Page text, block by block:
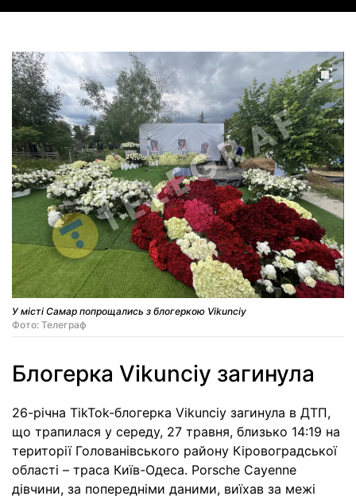
У місті Самар попрощались з блогеркою Vikunciy
Фото: Телеграф
Блогерка Vikunciy загинула
26-річна TikTok-блогерка Vikunciy загинула в ДТП,
що трапилася у середу, 27 травня, близько 14:19 на
території Голованівського району Кіровоградської
області – траса Київ-Одеса. Porsche Cayenne
дівчини, за попередніми даними, виїхав за межі